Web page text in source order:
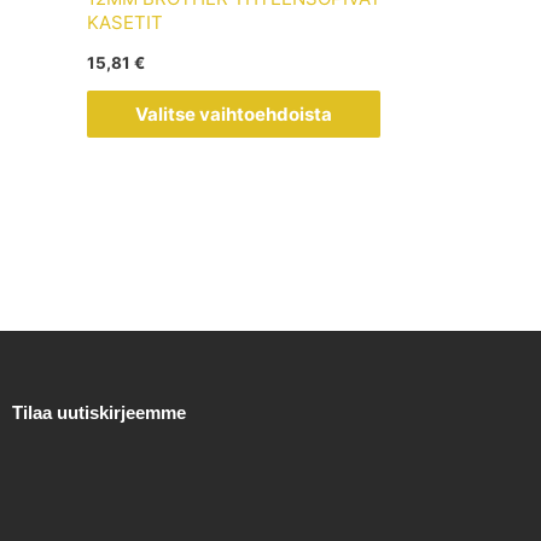
KASETIT
15,81 €
Valitse vaihtoehdoista
tuotteen
Tilaa uutiskirjeemme